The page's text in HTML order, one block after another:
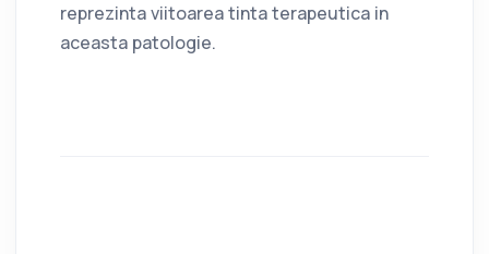
reprezinta viitoarea tinta terapeutica in
aceasta patologie.